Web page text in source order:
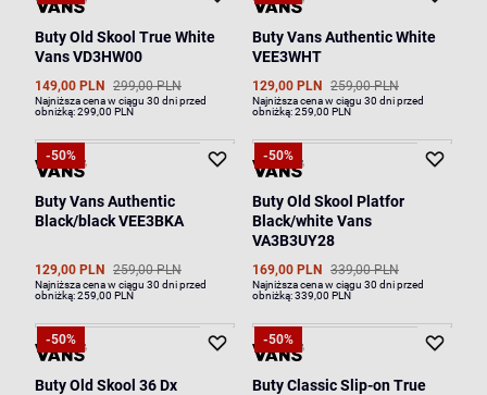
Buty Old Skool True White
Vans VD3HW00
149,00 PLN 299,00 PLN
Najniższa cena w ciągu 30 dni przed
obniżką:299,00 PLN
Buty Vans Authentic White
VEE3WHT
129,00 PLN 259,00 PLN
Najniższa cena w ciągu 30 dni przed
obniżką:259,00 PLN
-50%
Buty Vans Authentic
Black/black VEE3BKA
129,00 PLN 259,00 PLN
Najniższa cena w ciągu 30 dni przed
obniżką:259,00 PLN
-50%
Buty Old Skool Platfor
Black/white Vans
VA3B3UY28
169,00 PLN 339,00 PLN
Najniższa cena w ciągu 30 dni przed
obniżką:339,00 PLN
-50%
Buty Old Skool 36 Dx
-50%
Buty Classic Slip-on True